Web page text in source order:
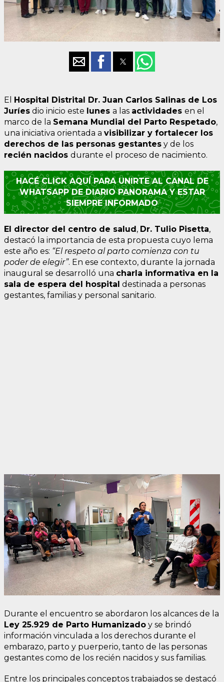
El Hospital Distrital Dr. Juan Carlos Salinas de Los
Juríes dio inicio este lunes a las actividades en el
marco de la Semana Mundial del Parto Respetado,
una iniciativa orientada a visibilizar y fortalecer los
derechos de las personas gestantes y de los
recién nacidos durante el proceso de nacimiento.
HACÉ CLICK AQUÍ PARA UNIRTE AL CANAL DE
WHATSAPP DE DIARIO PANORAMA Y ESTAR
SIEMPRE INFORMADO
El director del centro de salud, Dr. Tulio Pisetta,
destacó la importancia de esta propuesta cuyo lema
este año es: “El respeto al parto comienza con tu
poder de elegir”. En ese contexto, durante la jornada
inaugural se desarrolló una charla informativa en la
sala de espera del hospital destinada a personas
gestantes, familias y personal sanitario.
Durante el encuentro se abordaron los alcances de la
Ley 25.929 de Parto Humanizado y se brindó
información vinculada a los derechos durante el
embarazo, parto y puerperio, tanto de las personas
gestantes como de los recién nacidos y sus familias.
Entre los principales conceptos trabajados se destacó